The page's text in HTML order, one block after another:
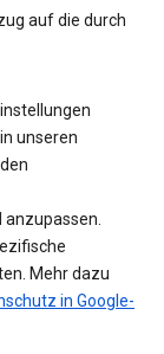
auf die durch
unseren
Mehr dazu
in Google-